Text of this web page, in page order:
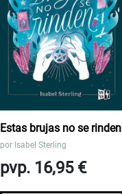
Estas brujas no se rinden
por Isabel Sterling
pvp. 16,95 €